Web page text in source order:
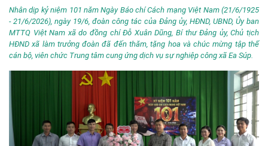
Nhân dịp kỷ niệm 101 năm Ngày Báo chí Cách mạng Việt Nam (21/6/1925
- 21/6/2026), ngày 19/6, đoàn công tác của Đảng ủy, HĐND, UBND, Ủy ban
MTTQ Việt Nam xã do đồng chí Đỗ Xuân Dũng, Bí thư Đảng ủy, Chủ tịch
HĐND xã làm trưởng đoàn đã đến thăm, tặng hoa và chúc mừng tập thể
cán bộ, viên chức Trung tâm cung ứng dịch vụ sự nghiệp công xã Ea Súp.